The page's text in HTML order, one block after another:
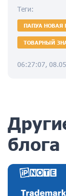
Теги:
ПАПУА НОВАЯ
ТОВАРНЫЙ
06:27:07,
блога